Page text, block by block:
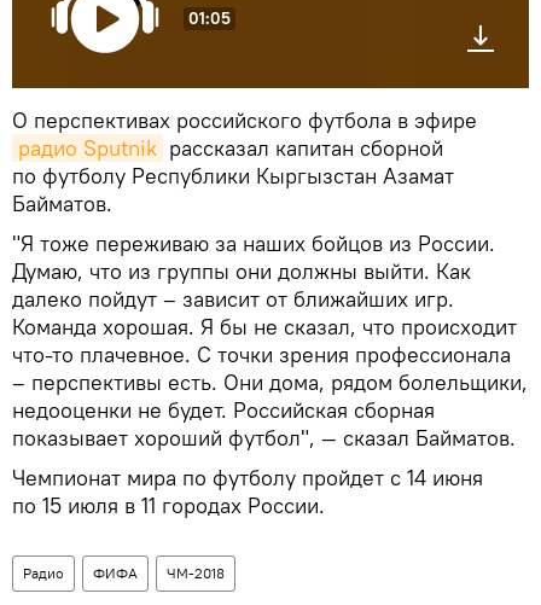
01:05
О перспективах российского футбола в эфире
радио Sputnik рассказал капитан сборной
по футболу Республики Кыргызстан Азамат
Байматов.
"Я тоже переживаю за наших бойцов из России.
Думаю, что из группы они должны выйти. Как
далеко пойдут – зависит от ближайших игр.
Команда хорошая. Я бы не сказал, что происходит
что-то плачевное. С точки зрения профессионала
– перспективы есть. Они дома, рядом болельщики,
недооценки не будет. Российская сборная
показывает хороший футбол", — сказал Байматов.
Чемпионат мира по футболу пройдет с 14 июня
по 15 июля в 11 городах России.
Радио ФИФА ЧМ-2018